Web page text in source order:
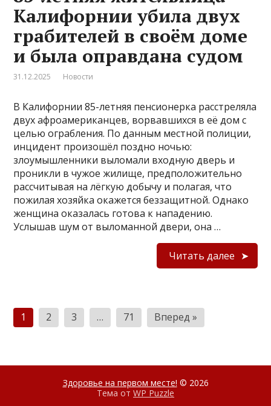
Калифорнии убила двух
грабителей в своём доме
и была оправдана судом
31.12.2025 Новости
В Калифорнии 85-летняя пенсионерка расстреляла
двух афроамериканцев, ворвавшихся в её дом с
целью ограбления. По данным местной полиции,
инцидент произошёл поздно ночью:
злоумышленники выломали входную дверь и
проникли в чужое жилище, предположительно
рассчитывая на лёгкую добычу и полагая, что
пожилая хозяйка окажется беззащитной. Однако
женщина оказалась готова к нападению.
Услышав шум от выломанной двери, она …
Читать далее
Пагинация
записей
1 2 3 … 71 Вперед »
Здоровье на первом месте! © 2026
Тема от WP Puzzle